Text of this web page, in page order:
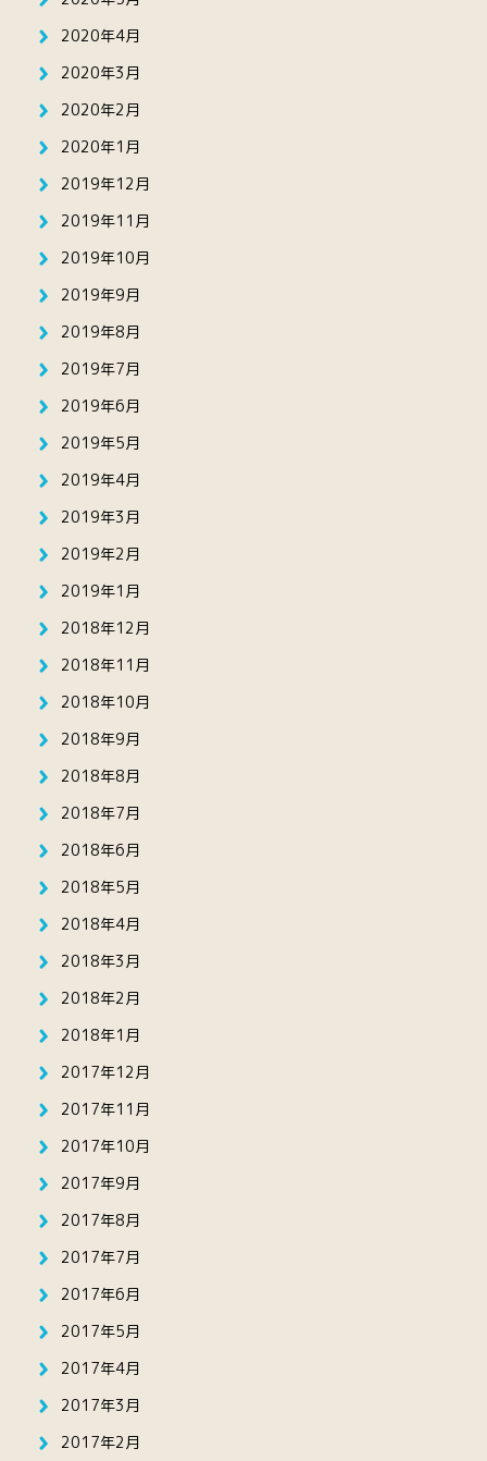
2020年4月
2020年3月
2020年2月
2020年1月
2019年12月
2019年11月
2019年10月
2019年9月
2019年8月
2019年7月
2019年6月
2019年5月
2019年4月
2019年3月
2019年2月
2019年1月
2018年12月
2018年11月
2018年10月
2018年9月
2018年8月
2018年7月
2018年6月
2018年5月
2018年4月
2018年3月
2018年2月
2018年1月
2017年12月
2017年11月
2017年10月
2017年9月
2017年8月
2017年7月
2017年6月
2017年5月
2017年4月
2017年3月
2017年2月